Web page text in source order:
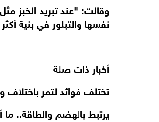
وقالت: "عند تبريد الخبز
نفسها والتبلور في بنية
أخبار ذات صلة
تختلف فوائد لتمر باختلاف
يرتبط بالهضم والطاقة..